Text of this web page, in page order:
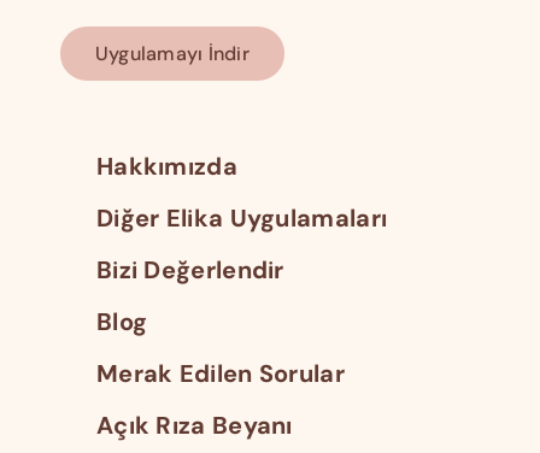
Uygulamayı İndir
Hakkımızda
Diğer Elika Uygulamaları
Bizi Değerlendir
Blog
Merak Edilen Sorular
Açık Rıza Beyanı